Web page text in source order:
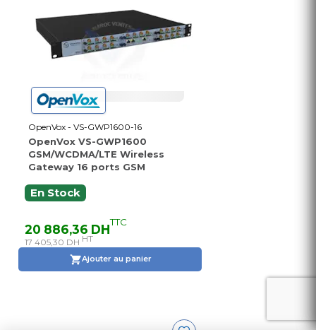
OpenVox - VS-GWP1600-16
OpenVox VS-GWP1600
GSM/WCDMA/LTE Wireless
Gateway 16 ports GSM
En Stock
20 886,36 DHTTC
17 405,30 DH HT
Ajouter au panier